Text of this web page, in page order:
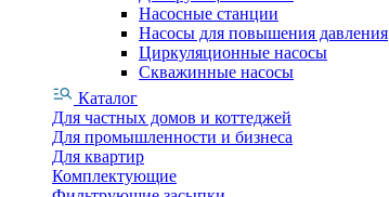
Насосные станции
Насосы для повышения давления
Циркуляционные насосы
Скважинные насосы
Каталог
Для частных домов и коттеджей
Для промышленности и бизнеса
Для квартир
Комплектующие